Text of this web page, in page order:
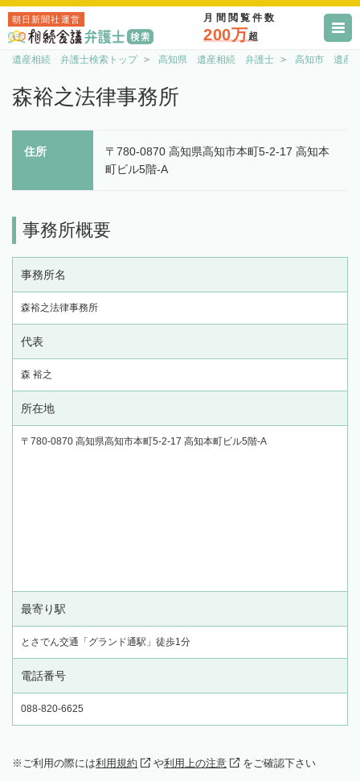
朝日新聞社運営 月間閲覧件数
200万超
遺産相続 弁護士検索トップ 高知県 遺産相続 弁護士 高知市 遺産
森裕之法律事務所
住所
〒780-0870 高知県高知市本町5-2-17 高知本
町ビル5階-A
事務所概要
事務所名
森裕之法律事務所
代表
森 裕之
所在地
〒780-0870 高知県高知市本町5-2-17 高知本町ビル5階-A
最寄り駅
とさでん交通「グランド通駅」徒歩1分
電話番号
088-820-6625
ご利用の際には利用規約 や利用上の注意 をご確認下さい